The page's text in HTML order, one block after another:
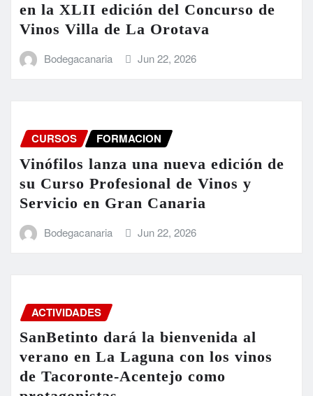
en la XLII edición del Concurso de
Vinos Villa de La Orotava
Bodegacanaria Jun 22, 2026
CURSOS FORMACION
Vinófilos lanza una nueva edición de
su Curso Profesional de Vinos y
Servicio en Gran Canaria
Bodegacanaria Jun 22, 2026
ACTIVIDADES
SanBetinto dará la bienvenida al
verano en La Laguna con los vinos
de Tacoronte-Acentejo como